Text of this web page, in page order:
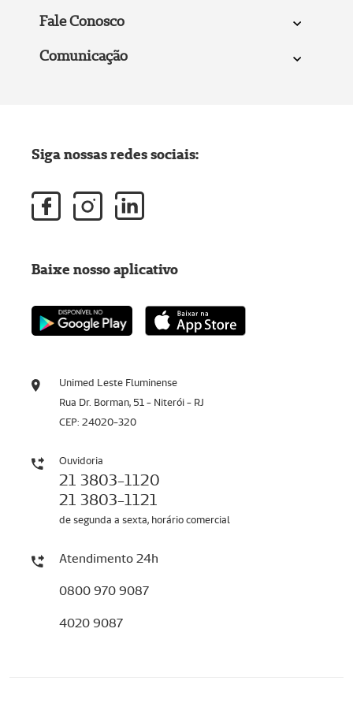
Fale Conosco
Comunicação
Unimed Leste Fluminense
Rua Dr. Borman, 51 - Niterói - RJ
CEP: 24020-320
Ouvidoria
21 3803-1120
21 3803-1121
de segunda a sexta, horário comercial
Atendimento 24h
0800 970 9087
4020 9087
Siga nossas redes sociais:
Baixe nosso aplicativo